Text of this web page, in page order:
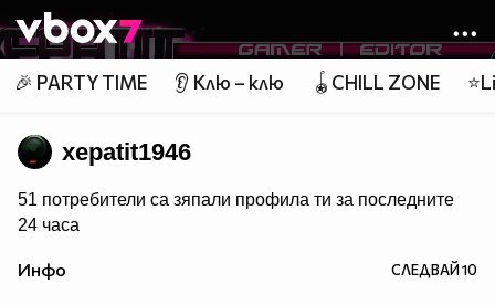
👾
🎉 PARTY TIME 👂 Клю – клю 🪀CHILL ZONE
xepatit1946
51 потребители са зяпали профила ти за последните
24 чаca
Инфо СЛЕДВАЙ10